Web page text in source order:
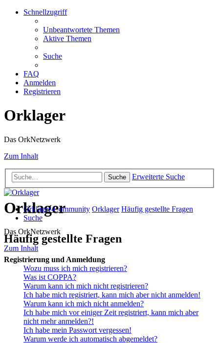
Schnellzugriff
Unbeantwortete Themen
Aktive Themen
Suche
FAQ
Anmelden
Registrieren
Orklager
Das OrkNetzwerk
Zum Inhalt
Suche Erweiterte Suche
Orklager
Das OrkNetzwerk
Zum Inhalt
Orklager-Community Orklager Häufig gestellte Fragen
Suche
Häufig gestellte Fragen
Registrierung und Anmeldung
Wozu muss ich mich registrieren?
Was ist COPPA?
Warum kann ich mich nicht registrieren?
Ich habe mich registriert, kann mich aber nicht anmelden!
Warum kann ich mich nicht anmelden?
Ich habe mich vor einiger Zeit registriert, kann mich aber
nicht mehr anmelden?!
Ich habe mein Passwort vergessen!
Warum werde ich automatisch abgemeldet?